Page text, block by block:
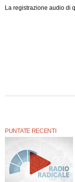
La registrazione audio di
PUNTATE RECENTI